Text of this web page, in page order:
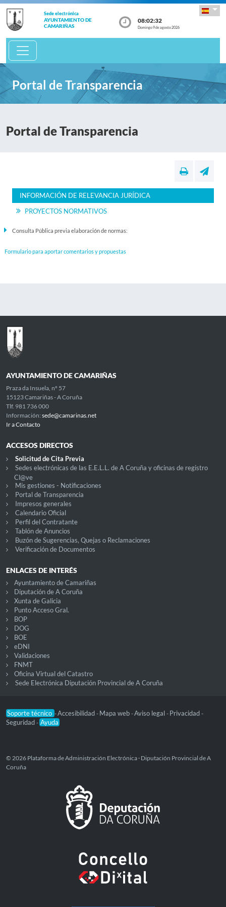
Sede electrónica
AYUNTAMIENTO DE
CAMARIÑAS
08:02:32
Domingo 9 de agosto 2026
Portal de Transparencia
Portal de Transparencia
INFORMACIÓN DE RELEVANCIA JURÍDICA
PROYECTOS NORMATIVOS
Consulta Pública previa elaboración de normas:
Formulario para aportar comentarios y propuestas
AYUNTAMIENTO DE CAMARIÑAS
Praza da Insuela, nº 57
15123 Camariñas - A Coruña
Tlf. 981 736 000
Información: sede@camarinas.net
Ir a Contacto
ACCESOS DIRECTOS
Solicitud de Cita Previa
Sedes electrónicas de las E.E.L.L. de A Coruña y oficinas de registro
Cl@ve
Mis gestiones - Notificaciones
Portal de Transparencia
Impresos generales
Calendario Oficial
Perfil del Contratante
Tablón de Anuncios
Buzón de Sugerencias, Quejas o Reclamaciones
Verificación de Documentos
ENLACES DE INTERÉS
Ayuntamiento de Camariñas
Diputación de A Coruña
Xunta de Galicia
Punto Acceso Gral.
BOP
DOG
BOE
eDNI
Validaciones
FNMT
Oficina Virtual del Catastro
Sede Electrónica Diputación Provincial de A Coruña
Soporte técnico -Accesibilidad - Mapa web -Aviso legal - Privacidad -
Seguridad - Ayuda
© 2026 Plataforma de Administración Electrónica · Diputación Provincial de A
Coruña